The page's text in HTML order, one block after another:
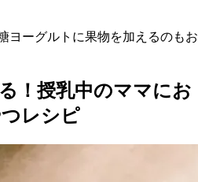
ヨーグルトに果物を加えるのもお
！授乳中のママにお
レシピ